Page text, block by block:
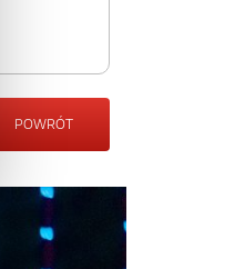
POWRÓT